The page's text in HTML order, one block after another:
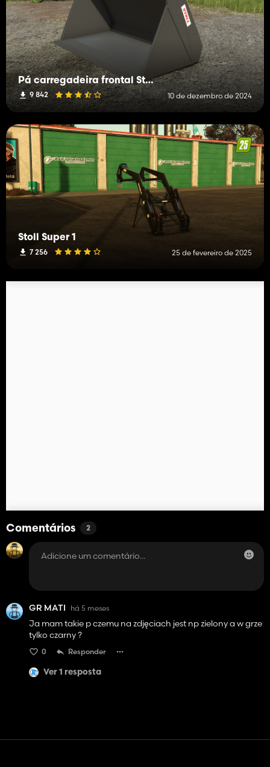
Pá carregadeira frontal Stoll Robust S
9 842 10 de dezembro de 2024
Stoll Super 1
7 256 25 de fevereiro de 2025
Comentários 2
GR MATI há 5 meses
Ja mam takie p czemu na zdjęciach jest np zielony a w grze
tylko czarny ?
0 Responder
Ver 1 resposta